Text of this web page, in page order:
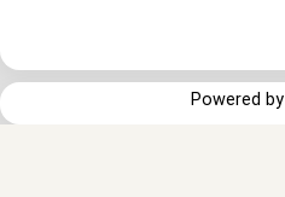
Powered by